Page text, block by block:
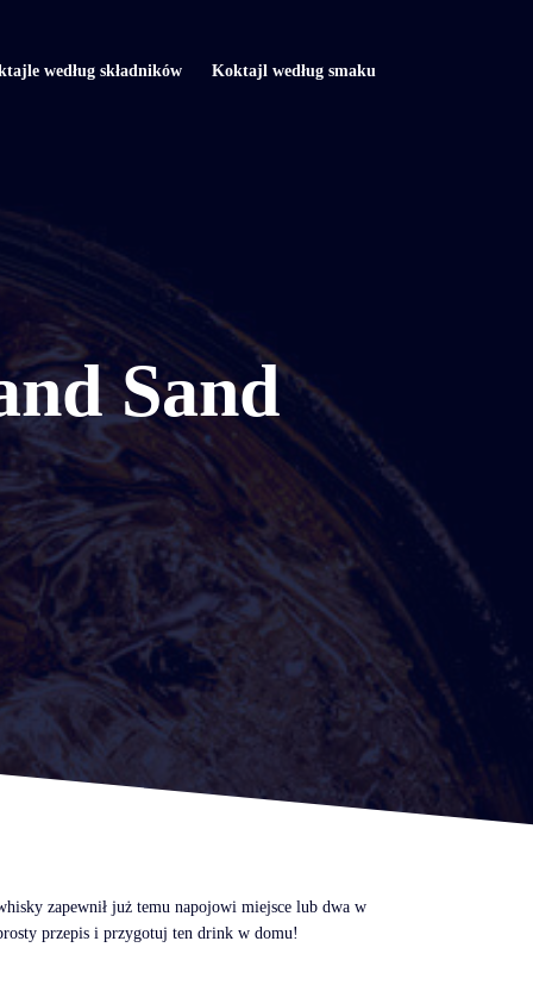
według składników Koktajl według smaku
Sand
zapewnił już temu napojowi miejsce lub dwa w
przepis i przygotuj ten drink w domu!